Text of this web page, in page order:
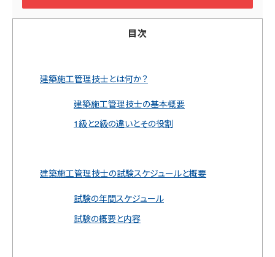
目次
建築施工管理技士とは何か？
建築施工管理技士の基本概要
1級と2級の違いとその役割
建築施工管理技士の試験スケジュールと概要
試験の年間スケジュール
試験の概要と内容